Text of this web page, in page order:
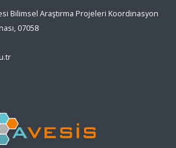
Bilimsel Araştırma Projeleri Koordinasyon
07058